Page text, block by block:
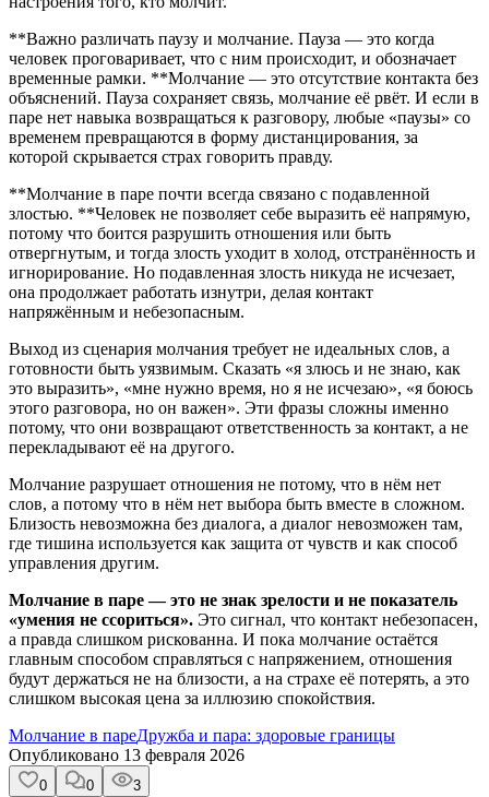
**Важно различать паузу и молчание. Пауза — это когда
человек проговаривает, что с ним происходит, и обозначает
временные рамки. **Молчание — это отсутствие контакта без
объяснений. Пауза сохраняет связь, молчание её рвёт. И если в
паре нет навыка возвращаться к разговору, любые «паузы» со
временем превращаются в форму дистанцирования, за
которой скрывается страх говорить правду.
**Молчание в паре почти всегда связано с подавленной
злостью. **Человек не позволяет себе выразить её напрямую,
потому что боится разрушить отношения или быть
отвергнутым, и тогда злость уходит в холод, отстранённость и
игнорирование. Но подавленная злость никуда не исчезает,
она продолжает работать изнутри, делая контакт
напряжённым и небезопасным.
Выход из сценария молчания требует не идеальных слов, а
готовности быть уязвимым. Сказать «я злюсь и не знаю, как
это выразить», «мне нужно время, но я не исчезаю», «я боюсь
этого разговора, но он важен». Эти фразы сложны именно
потому, что они возвращают ответственность за контакт, а не
перекладывают её на другого.
Молчание разрушает отношения не потому, что в нём нет
слов, а потому что в нём нет выбора быть вместе в сложном.
Близость невозможна без диалога, а диалог невозможен там,
где тишина используется как защита от чувств и как способ
управления другим.
Молчание в паре — это не знак зрелости и не показатель
«умения не ссориться». Это сигнал, что контакт небезопасен,
а правда слишком рискованна. И пока молчание остаётся
главным способом справляться с напряжением, отношения
будут держаться не на близости, а на страхе её потерять, а это
слишком высокая цена за иллюзию спокойствия.
Молчание в пареДружба и пара: здоровые границы
Опубликовано 13 февраля 2026
0 0 3